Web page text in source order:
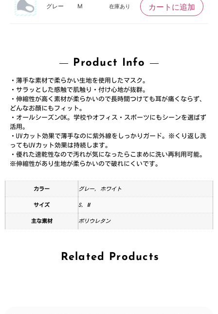
グレー M 在庫あり カートに追加
Product Info
・薄手な素材で柔らかい生地を使用したマスク。
・サラッとした感触で肌触り・付け心地が抜群。
・伸縮性が高く素材が柔らかいので長時間つけても耳が痛くならず、
どんなお顔にもフィット。
・オールシーズンOK。学校やオフィス・スポーツにもシーンを選ばず
活用。
・UVカット効果で薄手なのに紫外線をしっかりガード。※くり返し洗
ってもUVカット効果は持続します。
・優れた速乾性なので汚れが気になったらこまめに洗い再利用可能。
※伸縮性があり生地が柔らかいので破れにくいです。
カラー グレー, ホワイト
サイズ S, M
主な素材 ポリウレタン
Related Products